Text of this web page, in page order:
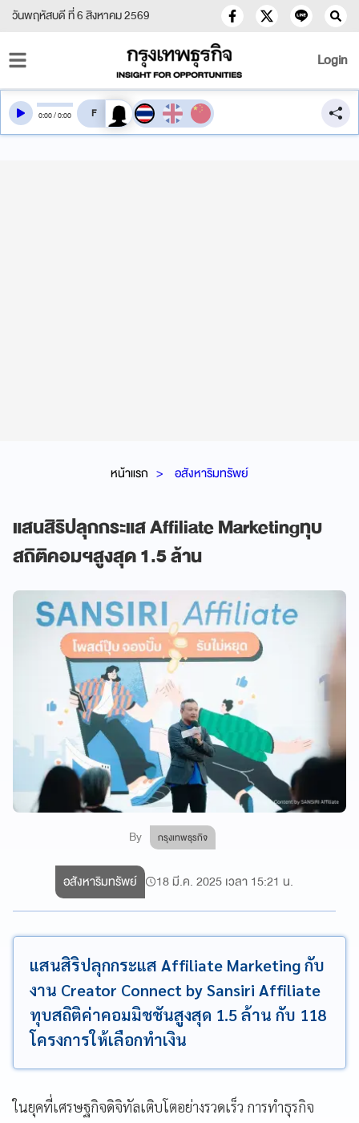
วันพฤหัสบดี ที่ 6 สิงหาคม 2569
Login
หน้าแรก อสังหาริมทรัพย์
แสนสิริปลุกกระแส Affiliate Marketingทุบ
สถิติคอมฯสูงสุด 1.5 ล้าน
By กรุงเทพธุรกิจ
0:00/0:00 สลับเสียงอ่าน
อสังหาริมทรัพย์ 18 มี.ค. 2025 เวลา 15:21 น.
แสนสิริปลุกกระแส Affiliate Marketing กับ
งาน Creator Connect by Sansiri Affiliate
ทุบสถิติค่าคอมมิชชันสูงสุด 1.5 ล้าน กับ 118
โครงการให้เลือกทำเงิน
ในยุคที่เศรษฐกิจดิจิทัลเติบโตอย่างรวดเร็ว การทำธุรกิจ